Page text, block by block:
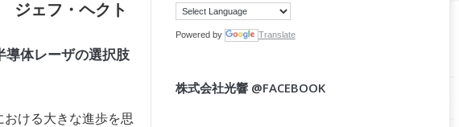
ジェフ・ヘクト
導体レーザの選択肢
ける大きな進歩を思
Powered by Translate
株式会社光響 @FACEBOOK